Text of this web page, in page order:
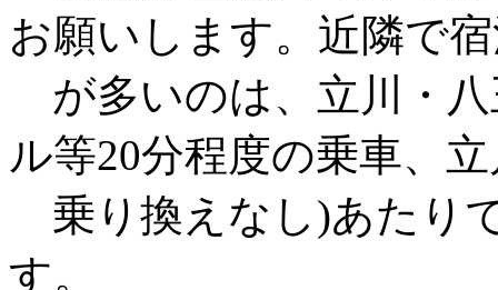
お願いします。近隣で
が多いのは、立川・
ル等20分程度の乗車、
乗り換えなし)あたり
す。